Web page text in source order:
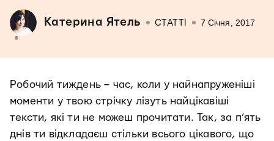
Катерина Ятель СТАТТІ 7 Січня, 2017
Робочий тиждень – час, коли у найнапруженіші
моменти у твою стрічку лізуть найцікавіші
тексти, які ти не можеш прочитати. Так, за п’ять
днів ти відкладаєш стільки всього цікавого, що